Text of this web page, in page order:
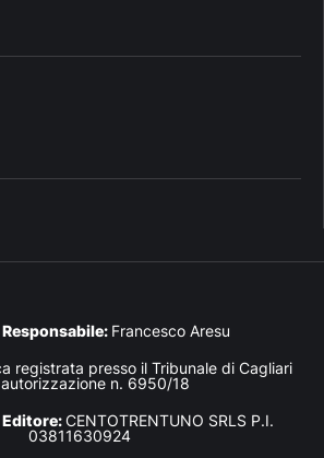
Francesco Aresu
registrata presso il Tribunale di Cagliari
n. 6950/18
CENTOTRENTUNO SRLS P.I.
03811630924